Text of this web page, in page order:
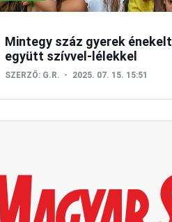
Mintegy száz gyerek énekelt
együtt szívvel-lélekkel
SZERZŐ: G.R. 2025. 07. 15. 15:51